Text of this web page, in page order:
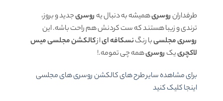
طرفدارانروسریهمیشه به دنبال یه روسریجدید و بروز،
ترندی و زیبا هستند که ست کردنش هم راحت باشه. این
روسری مجلسیبا رنگنسکافه ایازکالکشن مجلسی میس
لاکچرییک روسریهمه چی تمومه.!
برای مشاهده سایر طرح های کالکشن روسری های مجلسی
اینجا کلیک کنید